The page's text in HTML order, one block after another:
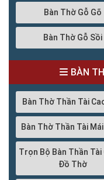
Bàn Thờ Gỗ Gõ
Bàn Thờ Gỗ Sồi
BÀN
Bàn Thờ Thần Tài
Bàn Thờ Thần Tài
Trọn Bộ Bàn Thần Tài
Đồ Thờ